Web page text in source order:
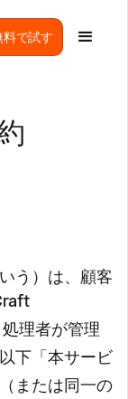
料で試す
う）は、顧客
理者が管理
下「 本サービ
または同一の